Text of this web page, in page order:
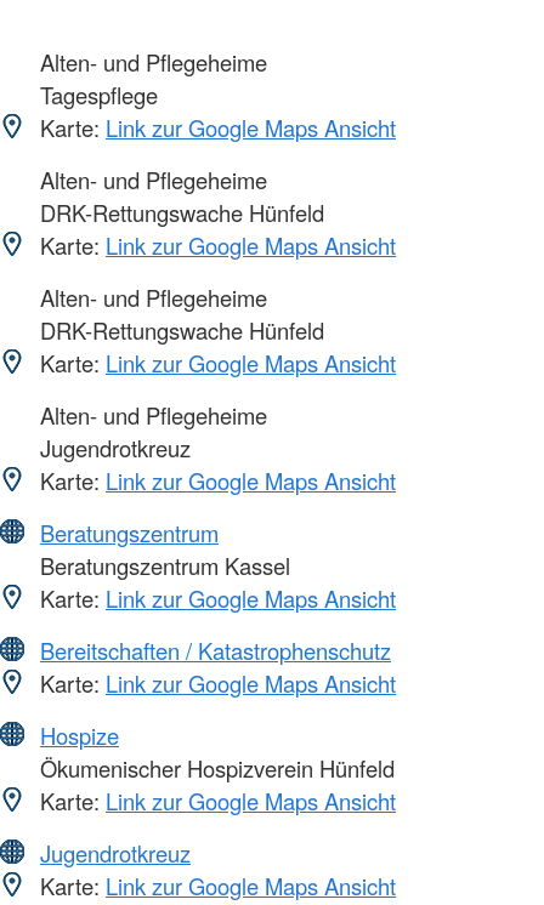
Alten- und Pflegeheime
Tagespflege
Karte: Link zur Google Maps Ansicht
Alten- und Pflegeheime
DRK-Rettungswache Hünfeld
Karte: Link zur Google Maps Ansicht
Alten- und Pflegeheime
DRK-Rettungswache Hünfeld
Karte: Link zur Google Maps Ansicht
Alten- und Pflegeheime
Jugendrotkreuz
Karte: Link zur Google Maps Ansicht
Beratungszentrum
Beratungszentrum Kassel
Karte: Link zur Google Maps Ansicht
Bereitschaften / Katastrophenschutz
Karte: Link zur Google Maps Ansicht
Hospize
Ökumenischer Hospizverein Hünfeld
Karte: Link zur Google Maps Ansicht
Jugendrotkreuz
Karte: Link zur Google Maps Ansicht